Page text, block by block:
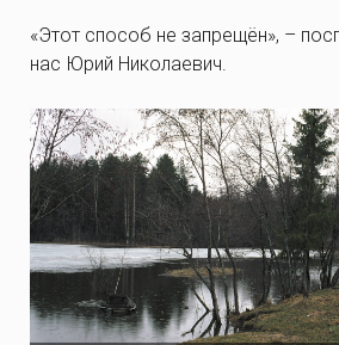
«Этот способ не запрещён», –
нас Юрий Николаевич.